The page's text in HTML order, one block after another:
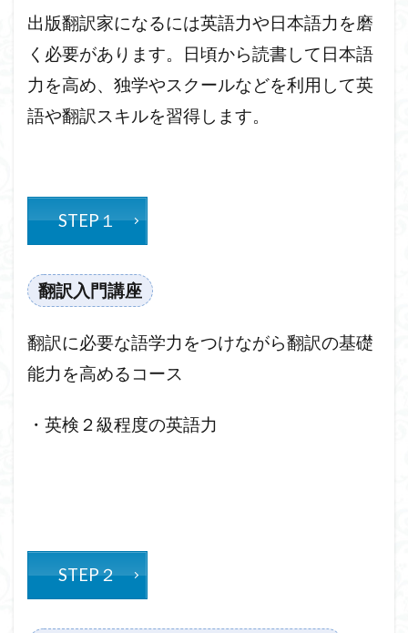
出版翻訳家になるには英語力や日本語力を磨
く必要があります。日頃から読書して日本語
力を高め、独学やスクールなどを利用して英
語や翻訳スキルを習得します。
STEP１
翻訳入門講座
翻訳に必要な語学力をつけながら翻訳の基礎
能力を高めるコース
・英検２級程度の英語力
STEP２